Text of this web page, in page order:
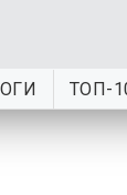
ТОП-